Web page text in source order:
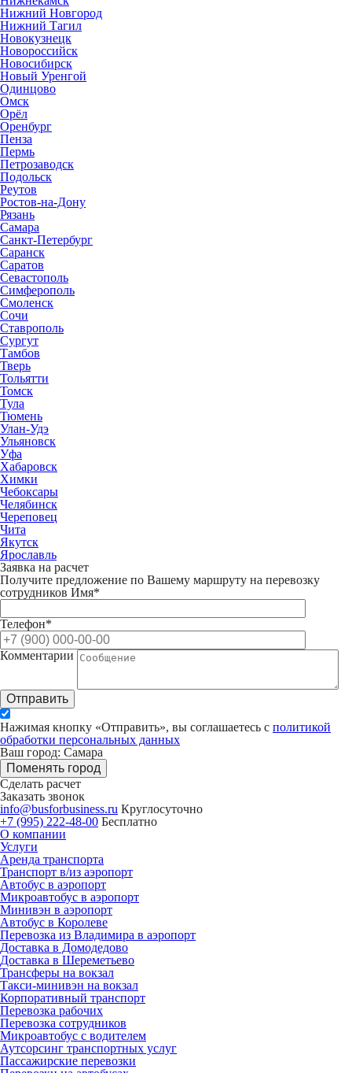
Нижний Новгород
Нижний Тагил
Новокузнецк
Новороссийск
Новосибирск
Новый Уренгой
Одинцово
Омск
Орёл
Оренбург
Пенза
Пермь
Петрозаводск
Подольск
Реутов
Ростов-на-Дону
Рязань
Самара
Санкт-Петербург
Саранск
Саратов
Севастополь
Симферополь
Смоленск
Сочи
Ставрополь
Сургут
Тамбов
Тверь
Тольятти
Томск
Тула
Тюмень
Улан-Удэ
Ульяновск
Уфа
Хабаровск
Химки
Чебоксары
Челябинск
Череповец
Чита
Якутск
Ярославль
Заявка на расчет
Получите предложение по Вашему маршруту на перевозку
сотрудников Имя*
Телефон*
Комментарии
Отправить
Нажимая кнопку «Отправить», вы соглашаетесь с политикой
обработки персональных данных
Ваш город: Самара
Поменять город
Сделать расчет
Заказать звонок
info@busforbusiness.ru Круглосуточно
+7 (995) 222-48-00 Бесплатно
О компании
Услуги
Аренда транспорта
Транспорт в/из аэропорт
Автобус в аэропорт
Микроавтобус в аэропорт
Минивэн в аэропорт
Автобус в Королеве
Перевозка из Владимира в аэропорт
Доставка в Домодедово
Доставка в Шереметьево
Трансферы на вокзал
Такси-минивэн на вокзал
Корпоративный транспорт
Перевозка рабочих
Перевозка сотрудников
Микроавтобус с водителем
Аутсорсинг транспортных услуг
Пассажирские перевозки